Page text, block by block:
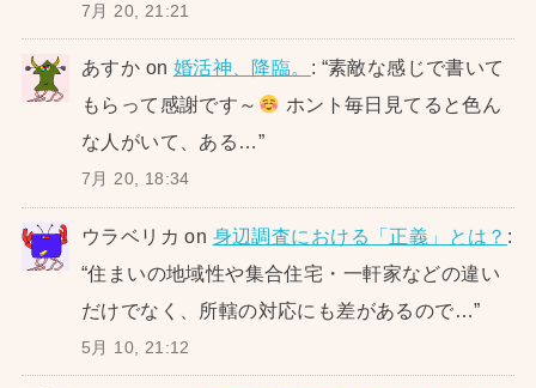
7月 20, 21:21
あすか on 婚活神、降臨。 : “素敵な感じで書いて
もらって感謝です～
ホント毎日見てると色ん
な人がいて、ある…”
7月 20, 18:34
ウラベリカ on 身辺調査における「正義」とは？ :
“住まいの地域性や集合住宅・一軒家などの違い
だけでなく、所轄の対応にも差があるので…”
5月 10, 21:12